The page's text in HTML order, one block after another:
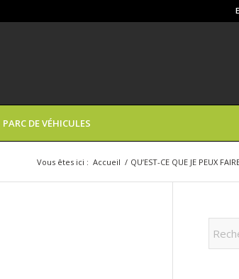
PARC DE VÉHICULES
Vous êtes ici : Accueil / QU’EST-CE QUE JE PEUX